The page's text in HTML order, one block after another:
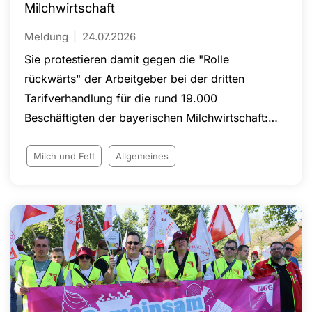
Milchwirtschaft
Meldung 24.07.2026
Sie protestieren damit gegen die "Rolle
rückwärts" der Arbeitgeber bei der dritten
Tarifverhandlung für die rund 19.000
Beschäftigten der bayerischen Milchwirtschaft:
Angebot zurückgezogen.
Milch und Fett Allgemeines